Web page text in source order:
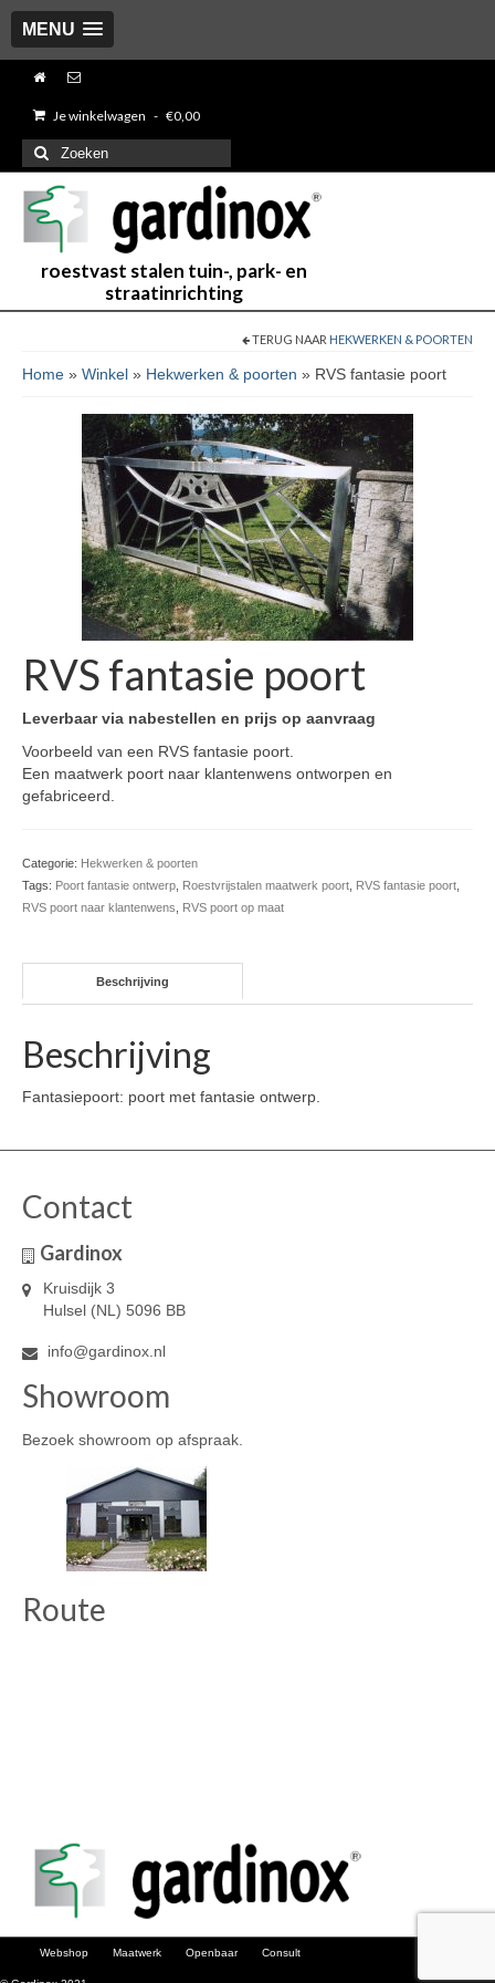
MENU
Je winkelwagen - €0,00
Zoeken
naar:
roestvast stalen tuin-, park- en
straatinrichting
TERUG NAAR HEKWERKEN & POORTEN
Home » Winkel » Hekwerken & poorten » RVS fantasie poort
RVS fantasie poort
Leverbaar via nabestellen en prijs op aanvraag
Voorbeeld van een RVS fantasie poort.
Een maatwerk poort naar klantenwens ontworpen en
gefabriceerd.
Categorie: Hekwerken & poorten
Tags: Poort fantasie ontwerp Roestvrijstalen maatwerk poort RVS fantasie poort
RVS poort naar klantenwens
RVS poort op maat
Beschrijving
Beschrijving
Fantasiepoort: poort met fantasie ontwerp.
Contact
Gardinox
Kruisdijk 3
Hulsel (NL) 5096 BB
info@gardinox.nl
Showroom
Bezoek showroom op afspraak.
Route
Webshop Maatwerk Openbaar Consult